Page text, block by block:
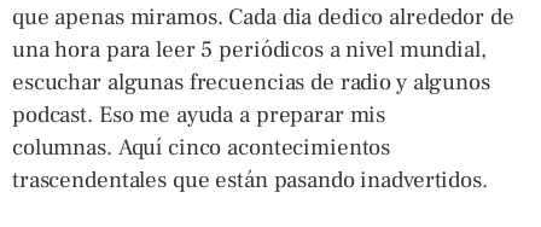
que apenas miramos. Cada dia dedico alrededor de
una hora para leer 5 periódicos a nivel mundial,
escuchar algunas frecuencias de radio y algunos
podcast. Eso me ayuda a preparar mis
columnas. Aquí cinco acontecimientos
trascendentales que están pasando inadvertidos.